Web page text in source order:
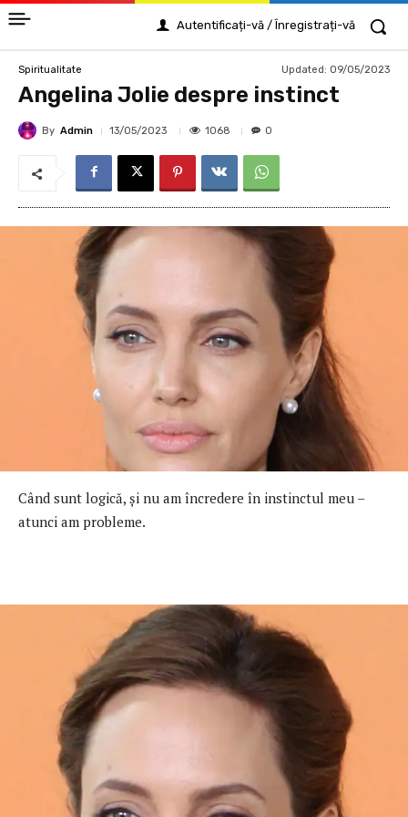
Autentificați-vă / Înregistrați-vă
Spiritualitate Updated: 09/05/2023
Angelina Jolie despre instinct
By Admin 13/05/2023 1068 0
Când sunt logică, şi nu am încredere în instinctul meu –
atunci am probleme.